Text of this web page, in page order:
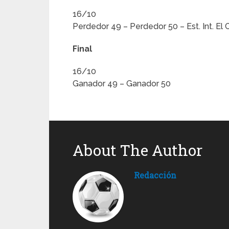
16/10
Perdedor 49 – Perdedor 50 – Est. Int. El
Final
16/10
Ganador 49 – Ganador 50
About The Author
Redacción